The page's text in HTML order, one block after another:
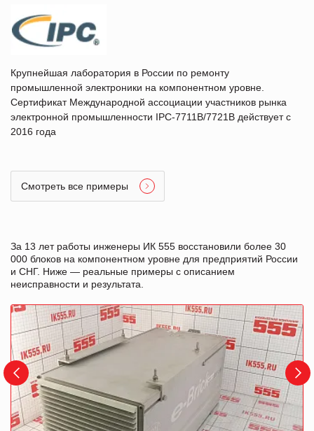
Крупнейшая лаборатория в России по ремонту
промышленной электроники на компонентном уровне.
Сертификат Международной ассоциации участников рынка
электронной промышленности IPC-7711B/7721B действует с
2016 года
Смотреть все примеры
За 13 лет работы инженеры ИК 555 восстановили более 30
000 блоков на компонентном уровне для предприятий России
и СНГ. Ниже — реальные примеры с описанием
неисправности и результата.